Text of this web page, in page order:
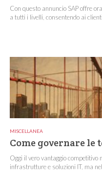
Con questo annuncio SAP offre
a tutti i livelli, consentendo ai clienti
MISCELLANEA
Come governare le
Oggi il vero vantaggio
infrastrutture e soluzioni IT, ma